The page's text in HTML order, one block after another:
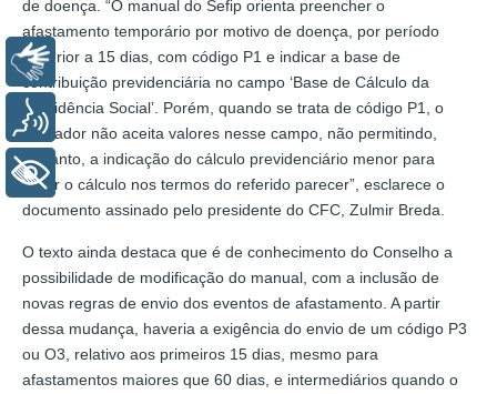
de doença. “O manual do Sefip orienta preencher o
afastamento temporário por motivo de doença, por período
superior a 15 dias, com código P1 e indicar a base de
contribuição previdenciária no campo ‘Base de Cálculo da
Previdência Social’. Porém, quando se trata de código P1, o
validador não aceita valores nesse campo, não permitindo,
portanto, a indicação do cálculo previdenciário menor para
gerar o cálculo nos termos do referido parecer”, esclarece o
documento assinado pelo presidente do CFC, Zulmir Breda.
O texto ainda destaca que é de conhecimento do Conselho a
possibilidade de modificação do manual, com a inclusão de
novas regras de envio dos eventos de afastamento. A partir
dessa mudança, haveria a exigência do envio de um código P3
ou O3, relativo aos primeiros 15 dias, mesmo para
afastamentos maiores que 60 dias, e intermediários quando o
Libras
Voz
+ Acessibilidade